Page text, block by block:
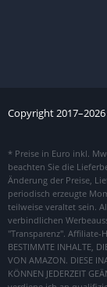
Copyright2017–2026